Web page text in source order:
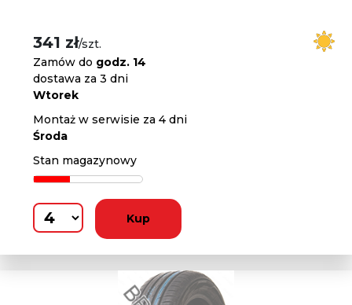
341 zł/szt.
Zamów do godz. 14
dostawa za 3 dni
Wtorek
Montaż w serwisie za 4 dni
Środa
Stan magazynowy
Kup